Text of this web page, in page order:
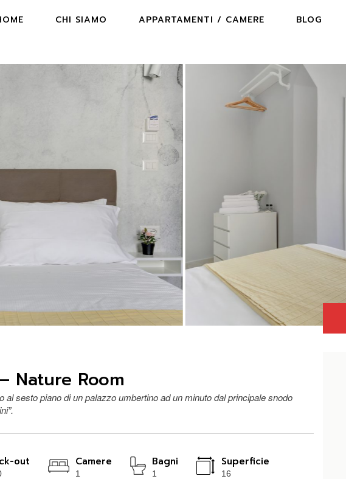
CHI SIAMO APPARTAMENTI / CAMERE BLOG
Nature Room
al sesto piano di un palazzo umbertino ad un minuto dal principale snodo
out Camere
1
Bagni
1
Superficie
16